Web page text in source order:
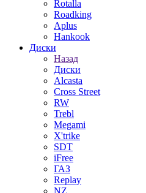
Rotalla
Roadking
Aplus
Hankook
Диски
Назад
Диски
Alcasta
Cross Street
RW
Trebl
Megami
X'trike
SDT
iFree
ГАЗ
Replay
NZ